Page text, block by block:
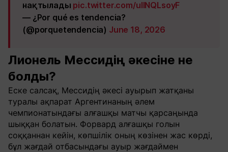
нақтылады pic.twitter.com/uIINQLsoyF
— ¿Por qué es tendencia?
(@porquetendencia) June 18, 2026
Лионель Мессидің әкесіне не
болды?
Еске салсақ, Мессидің әкесі ауырып жатқаны
туралы ақпарат Аргентинаның әлем
чемпионатындағы алғашқы матчы қарсаңында
шыққан болатын. Форвард алғашқы голын
соққаннан кейін, көпшілік оның көзінен жас көрді,
бұл жағдай отбасындағы ауыр жағдаймен